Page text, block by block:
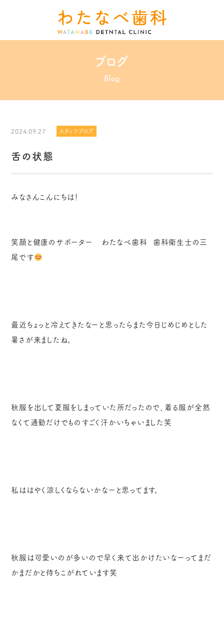
ブログ
Blog
2024.09.27 スタッフブログ
舌の状態
みなさんこんにちは！
笑顔と健康のサポーター わたなべ歯科
歯科衛生士の三
尾です
最近ちょっと冷えてきたなーと思ったらまた今日じめじめとした
暑さが来ましたね。
秋服を出して夏服をしまっていた所だったので、着る服が全然
なくて通勤だけでものすごく汗かいちゃいました笑
私ははやく涼しくならないかなーと思ってます。
秋服は可愛いのが多いので早く来て出かけたいなーってまだ
かまだかと待ちこがれています笑